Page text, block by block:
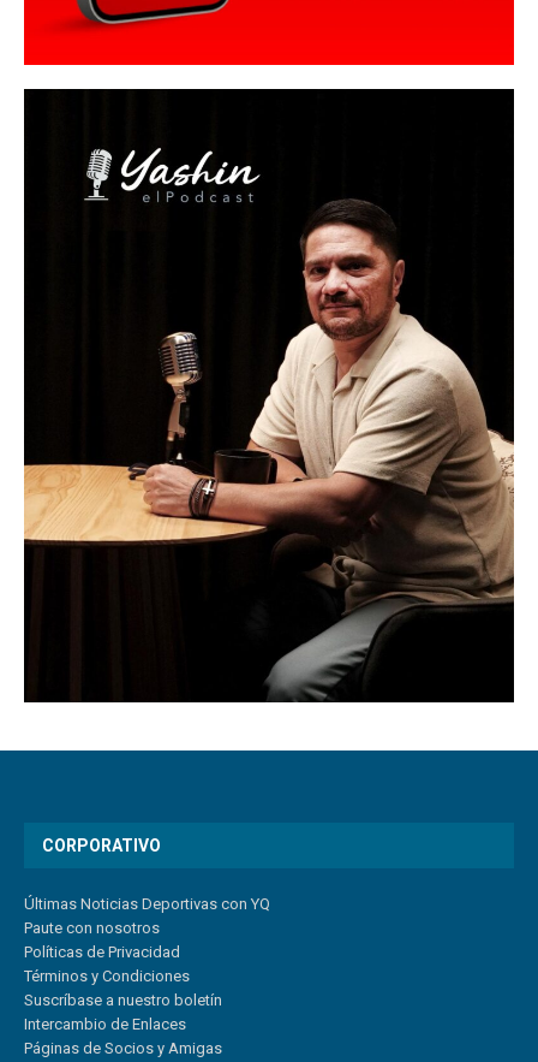
CORPORATIVO
Últimas Noticias Deportivas con YQ
Paute con nosotros
Políticas de Privacidad
Términos y Condiciones
Suscríbase a nuestro boletín
Intercambio de Enlaces
Páginas de Socios y Amigas